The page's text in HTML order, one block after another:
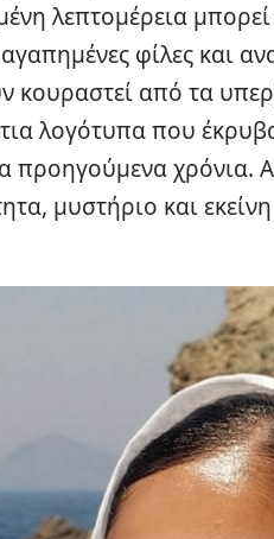
λεπτομέρεια
φίλες και
κουραστεί από τα
λογότυπα που
χρόνια.
μυστήριο και